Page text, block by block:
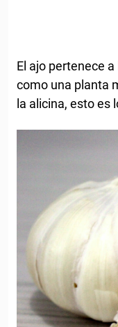
El ajo pertenece
como una planta
la alicina, esto es